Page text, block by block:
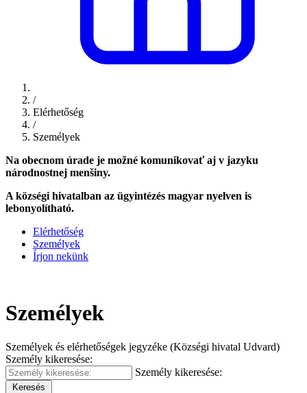
/
Elérhetőség
/
Személyek
Na obecnom úrade je možné komunikovať aj v jazyku
národnostnej menšiny.
A községi hivatalban az ügyintézés magyar nyelven is
lebonyolítható.
Elérhetőség
Személyek
Írjon nekünk
Személyek
Személyek és elérhetőségek jegyzéke (Községi hivatal Udvard)
Személy kikeresése:
Személy kikeresése:
Keresés